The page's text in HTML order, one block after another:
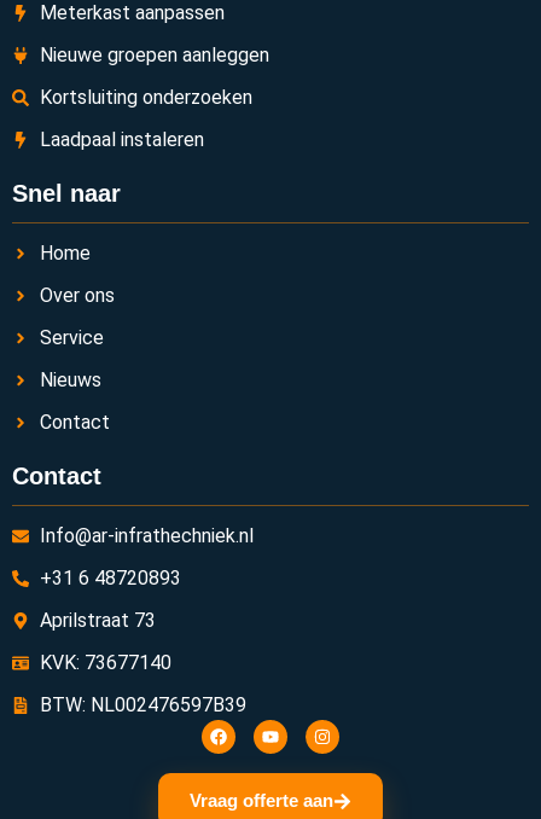
Meterkast aanpassen
Nieuwe groepen aanleggen
Kortsluiting onderzoeken
Laadpaal instaleren
Snel naar
Home
Over ons
Service
Nieuws
Contact
Contact
Info@ar-infrathechniek.nl
+31 6 48720893
Aprilstraat 73
KVK: 73677140
BTW: NL002476597B39
Vraag offerte aan